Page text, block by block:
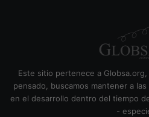
Este sitio pertenece a
pensado, buscamos mantener a
en el desarrollo dentro del tiempo
-